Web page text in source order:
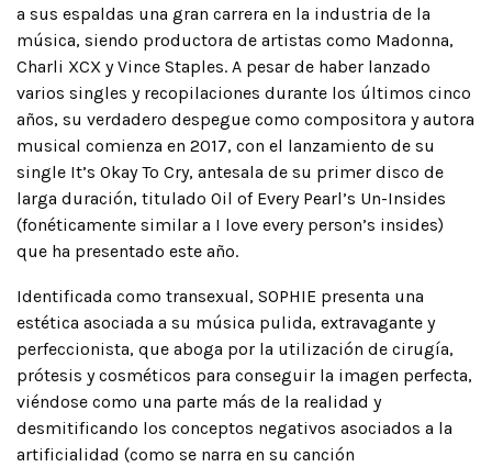
a sus espaldas una gran carrera en la industria de la
música, siendo productora de artistas como Madonna,
Charli XCX y Vince Staples. A pesar de haber lanzado
varios singles y recopilaciones durante los últimos cinco
años, su verdadero despegue como compositora y autora
musical comienza en 2017, con el lanzamiento de su
single It’s Okay To Cry, antesala de su primer disco de
larga duración, titulado Oil of Every Pearl’s Un-Insides
(fonéticamente similar a I love every person’s insides)
que ha presentado este año.
Identificada como transexual, SOPHIE presenta una
estética asociada a su música pulida, extravagante y
perfeccionista, que aboga por la utilización de cirugía,
prótesis y cosméticos para conseguir la imagen perfecta,
viéndose como una parte más de la realidad y
desmitificando los conceptos negativos asociados a la
artificialidad (como se narra en su canción